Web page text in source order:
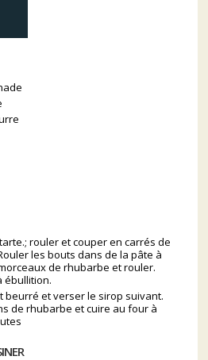
rouler et couper en carrés de
les bouts dans de la pâte à
de rhubarbe et rouler.
ébullition.
beurré et verser le sirop suivant.
de rhubarbe et cuire au four à